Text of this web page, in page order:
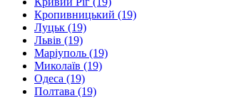
Кропивницький (19)
Луцьк (19)
Львів (19)
Маріуполь (19)
Миколаїв (19)
Одеса (19)
Полтава (19)